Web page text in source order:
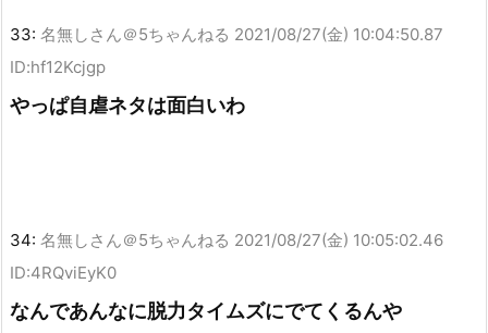
33: 名無しさん＠5ちゃんねる 2021/08/27(金) 10:04:50.87
ID:hf12Kcjgp
やっぱ自虐ネタは面白いわ
34: 名無しさん＠5ちゃんねる 2021/08/27(金) 10:05:02.46
ID:4RQviEyK0
なんであんなに脱力タイムズにでてくるんや